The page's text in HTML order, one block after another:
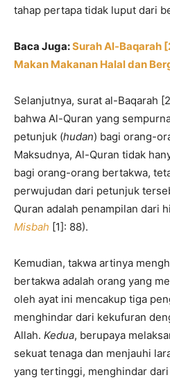
tahap pertapa tidak luput dari
Baca Juga:Surah Al-Baqarah
Makan Makanan Halal dan
Selanjutnya, surat al-Baqarah
bahwa Al-Quran yang
petunjuk (hudan) bagi orang-
Maksudnya, Al-Quran tidak
bagi orang-orang bertakwa,
perwujudan dari petunjuk
Quran adalah penampilan dari
Misbah [1]: 88).
Kemudian, takwa artinya
bertakwa adalah orang yang
oleh ayat ini mencakup tiga
menghindar dari kekufuran
Allah. Kedua, berupaya
sekuat tenaga dan menjauhi
yang tertinggi, menghindar